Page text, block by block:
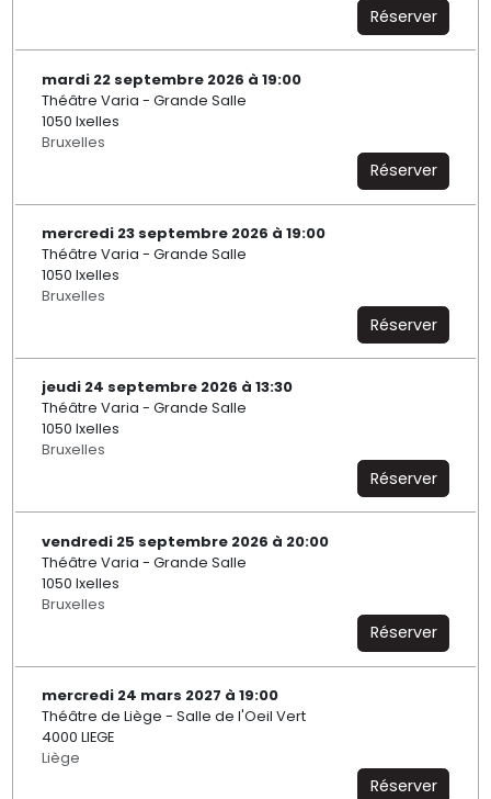
Réserver
mardi 22 septembre 2026 à 19:00
Théâtre Varia - Grande Salle
1050 Ixelles
Bruxelles
Réserver
mercredi 23 septembre 2026 à 19:00
Théâtre Varia - Grande Salle
1050 Ixelles
Bruxelles
Réserver
jeudi 24 septembre 2026 à 13:30
Théâtre Varia - Grande Salle
1050 Ixelles
Bruxelles
Réserver
vendredi 25 septembre 2026 à 20:00
Théâtre Varia - Grande Salle
1050 Ixelles
Bruxelles
Réserver
mercredi 24 mars 2027 à 19:00
Théâtre de Liège - Salle de l'Oeil Vert
4000 LIEGE
Liège
Réserver